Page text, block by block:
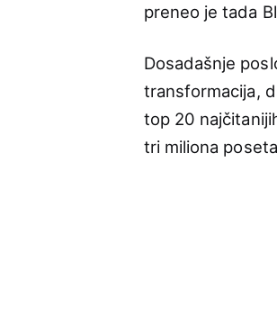
preneo je tada
Dosadašnje
transformacija,
top 20
tri miliona